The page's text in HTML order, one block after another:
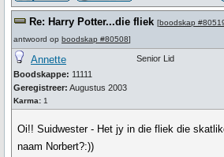
Re: Harry Potter...die fliek [boodskap
antwoord op boodskap #80508]
Annette
Boodskappe: 11111
Geregistreer: Augustus 2003
Karma: 1
Senior Lid
Oi!! Suidwester - Het jy in die fliek die
naam Norbert?:))